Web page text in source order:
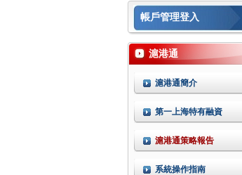
帳戶管理登入
滬港通
滬港通簡介
第一上海特有融資
滬港通策略報告
系統操作指南